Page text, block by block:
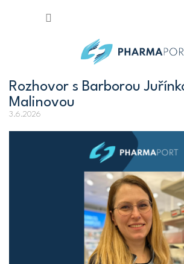
Rozhovor s Barborou
Malinovou
3.6.2026